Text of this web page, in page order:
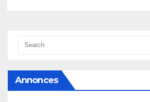
Annonces